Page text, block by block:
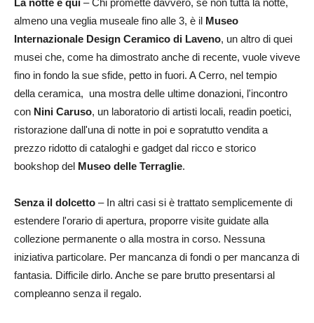
La notte è qui – Chi promette davvero, se non tutta la notte,
almeno una veglia museale fino alle 3, è il Museo
Internazionale Design Ceramico di Laveno, un altro di quei
musei che, come ha dimostrato anche di recente, vuole viveve
fino in fondo la sue sfide, petto in fuori. A Cerro, nel tempio
della ceramica, una mostra delle ultime donazioni, l'incontro
con Nini Caruso, un laboratorio di artisti locali, readin poetici,
ristorazione dall'una di notte in poi e sopratutto vendita a
prezzo ridotto di cataloghi e gadget dal ricco e storico
bookshop del Museo delle Terraglie.
Senza il dolcetto – In altri casi si è trattato semplicemente di
estendere l'orario di apertura, proporre visite guidate alla
collezione permanente o alla mostra in corso. Nessuna
iniziativa particolare. Per mancanza di fondi o per mancanza di
fantasia. Difficile dirlo. Anche se pare brutto presentarsi al
compleanno senza il regalo.